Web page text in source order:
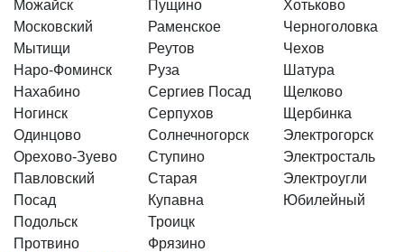
Можайск
Московский
Мытищи
Наро-Фоминск
Нахабино
Ногинск
Одинцово
Орехово-Зуево
Павловский
Посад
Подольск
Протвино
Пущино
Раменское
Реутов
Руза
Сергиев Посад
Серпухов
Солнечногорск
Ступино
Старая
Купавна
Троицк
Фрязино
Хотьково
Черноголовка
Чехов
Шатура
Щелково
Щербинка
Электрогорск
Электросталь
Электроугли
Юбилейный